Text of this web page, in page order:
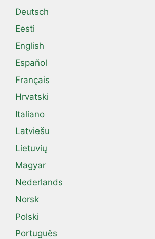
Deutsch
Eesti
English
Español
Français
Hrvatski
Italiano
Latviešu
Lietuvių
Magyar
Nederlands
Norsk
Polski
Português